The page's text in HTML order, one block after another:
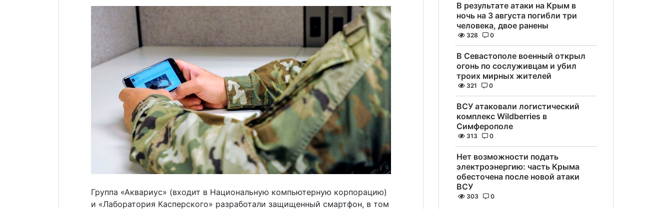
Группа «Аквариус» (входит в Национальную компьютерную корпорацию)
и «Лаборатория Касперского» разработали защищенный смартфон, в том
В результате атаки на Крым в
ночь на 3 августа погибли три
человека, двое ранены
328 0
В Севастополе военный открыл
огонь по сослуживцам и убил
троих мирных жителей
321 0
ВСУ атаковали логистический
комплекс Wildberries в
Симферополе
313 0
Нет возможности подать
электроэнергию: часть Крыма
обесточена после новой атаки
ВСУ
303 0